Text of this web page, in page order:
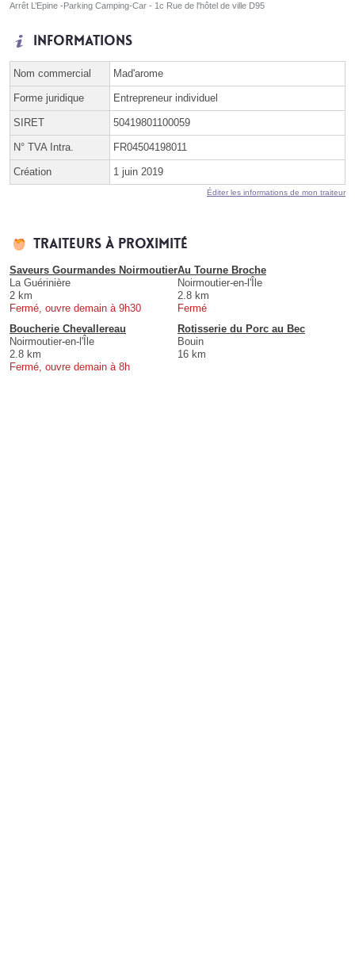
Arrêt L’Epine -Parking Camping-Car - 1c Rue de l'hôtel de ville D95
Informations
Nom commercial Mad'arome
Forme juridique Entrepreneur individuel
SIRET 50419801100059
N° TVA Intra. FR04504198011
Création 1 juin 2019
Éditer les informations de mon traiteur
Traiteurs à proximité
Saveurs Gourmandes Noirmoutier
La Guérinière
2 km
Fermé, ouvre demain à 9h30
Au Tourne Broche
Noirmoutier-en-l'Île
2.8 km
Fermé
Boucherie Chevallereau
Noirmoutier-en-l'Île
2.8 km
Fermé, ouvre demain à 8h
Rotisserie du Porc au Bec
Bouin
16 km